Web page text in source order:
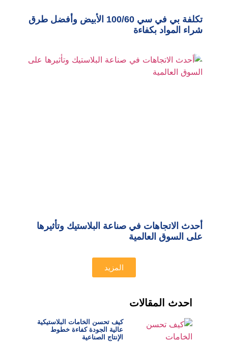
تكلفة بي في سي 100/60 الأبيض وأفضل طرق
شراء المواد بكفاءة
أحدث الاتجاهات في صناعة البلاستيك وتأثيرها
على السوق العالمية
المزيد
احدث المقالات
كيف تحسن الخامات البلاستيكية
عالية الجودة كفاءة خطوط
الإنتاج الصناعية